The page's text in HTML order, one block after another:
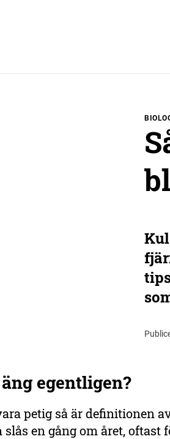
egentligen?
petig så är definitionen
slås en gång om året,